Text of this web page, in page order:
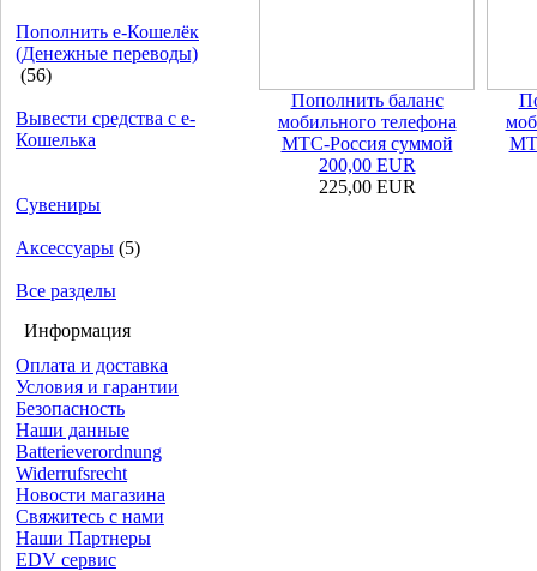
Пополнить e-Кошелёк
(Денежные переводы)
(56)
Вывести средства с е-
Кошелька
Сувениры
Аксессуары (5)
Все разделы
Информация
Оплата и доставка
Условия и гарантии
Безопасность
Наши данные
Batterieverordnung
Widerrufsrecht
Новости магазина
Свяжитесь с нами
Наши Партнеры
EDV сервис
Пополнить баланс
мобильного телефона
МТС-Россия суммой
200,00 EUR
225,00 EUR